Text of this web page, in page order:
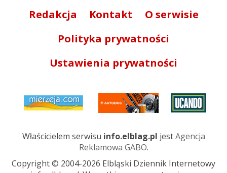
Redakcja Kontakt
O serwisie
Polityka prywatności
Ustawienia prywatności
Właścicielem serwisu info.elblag.pl jestAgencja
Reklamowa GABO.
Copyright © 2004-2026 Elbląski Dziennik Internetowy